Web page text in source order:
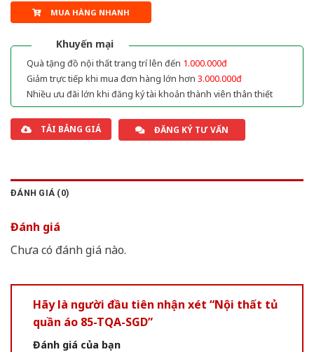
MUA HÀNG NHANH
Khuyến mại
Quà tặng đồ nội thất trang trí lên đến 1.000.000đ
Giảm trực tiếp khi mua đơn hàng lớn hơn 3.000.000đ
Nhiều ưu đãi lớn khi đăng ký tài khoản thành viên thân thiết
TẢI BẢNG GIÁ ĐĂNG KÝ TƯ VẤN
ĐÁNH GIÁ (0)
Đánh giá
Chưa có đánh giá nào.
Hãy là người đầu tiên nhận xét “Nội thất tủ
quần áo 85-TQA-SGD”
Đánh giá của bạn